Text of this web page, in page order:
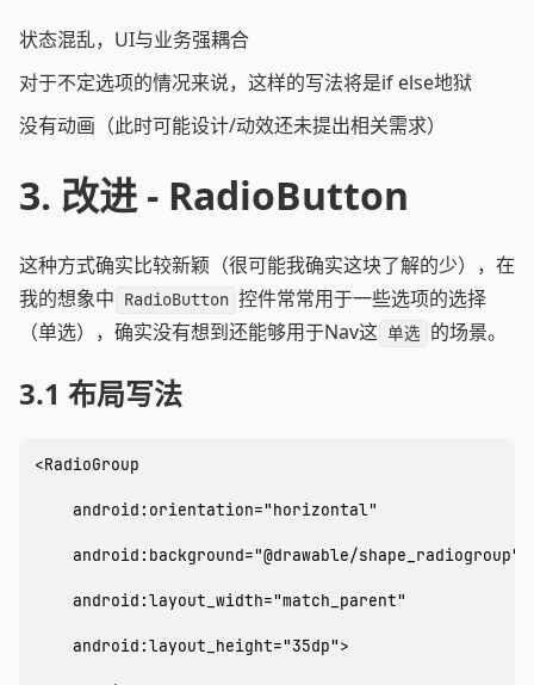
状态混乱，UI与业务强耦合
对于不定选项的情况来说，这样的写法将是if else地狱
没有动画（此时可能设计/动效还未提出相关需求）
3. 改进 - RadioButton
这种方式确实比较新颖（很可能我确实这块了解的少），在
我的想象中 RadioButton 控件常常用于一些选项的选择
（单选），确实没有想到还能够用于Nav这 单选 的场景。
3.1 布局写法
<RadioGroup
    android:orientation="horizontal"
    android:background="@drawable/shape_radiogroup"
    android:layout_width="match_parent"
    android:layout_height="35dp">